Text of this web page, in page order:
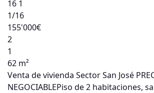
16 1
1/16
155'000€
2
1
62 m²
Venta de vivienda Sector San José
NEGOCIABLEPiso de 2 habitaciones,